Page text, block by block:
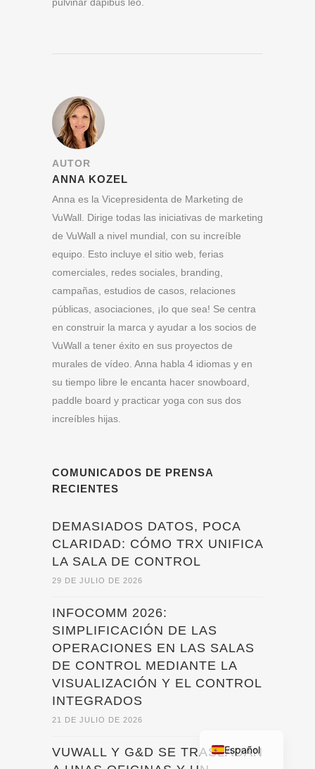
AUTOR
ANNA KOZEL
Anna es la Vicepresidenta de Marketing de
VuWall. Dirige todas las iniciativas de marketing
de VuWall a nivel mundial, con su increíble
equipo. Esto incluye el sitio web, ferias
comerciales, redes sociales, branding,
campañas, estudios de casos, relaciones
públicas, asociaciones, ¡lo que sea! Se centra
en construir la marca y ayudar a los socios de
VuWall a tener éxito en sus proyectos de
murales de vídeo. Anna habla 4 idiomas y en
su tiempo libre le encanta hacer snowboard,
paddle board y practicar yoga con sus dos
increíbles hijas.
COMUNICADOS DE PRENSA
RECIENTES
DEMASIADOS DATOS, POCA
CLARIDAD: CÓMO TRX UNIFICA
LA SALA DE CONTROL
29 DE JULIO DE 2026
INFOCOMM 2026:
SIMPLIFICACIÓN DE LAS
OPERACIONES EN LAS SALAS
DE CONTROL MEDIANTE LA
VISUALIZACIÓN Y EL CONTROL
INTEGRADOS
21 DE JULIO DE 2026
VUWALL Y G&D SE TRASLADAN
Español
Français